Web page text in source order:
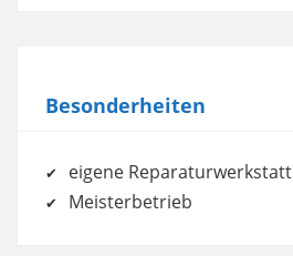
Besonderheiten
eigene Reparaturwerkstatt
Meisterbetrieb